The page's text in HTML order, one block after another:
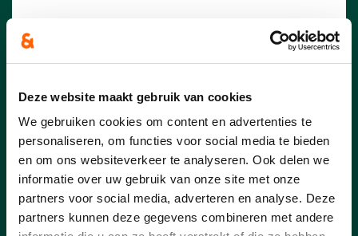
Deze website maakt gebruik van cookies
We gebruiken cookies om content en advertenties te
personaliseren, om functies voor social media te bieden
en om ons websiteverkeer te analyseren. Ook delen we
informatie over uw gebruik van onze site met onze
partners voor social media, adverteren en analyse. Deze
partners kunnen deze gegevens combineren met andere
20/09/24